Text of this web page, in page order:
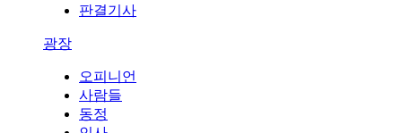
판결기사
광장
오피니언
사람들
동정